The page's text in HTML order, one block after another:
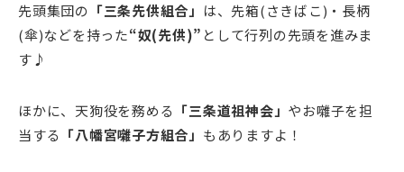
先頭集団の 「三条先供組合」 は、先箱(さきばこ)・長柄
(傘)などを持った“奴(先供)” として行列の先頭を進みま
す♪
ほかに、天狗役を務める 「三条道祖神会」 やお囃子を担
当する 「八幡宮囃子方組合」 もありますよ！